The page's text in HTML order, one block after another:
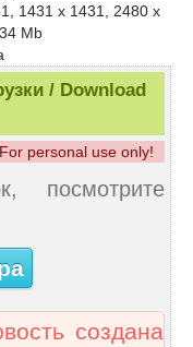
1431 x 1431, 2480 x
Mb
/ Download
personal use only!
посмотрите
создана